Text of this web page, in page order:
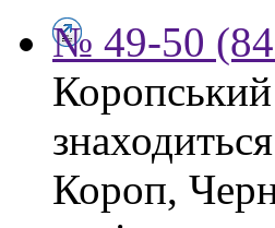
№ 49-50
Коропський
Короп,